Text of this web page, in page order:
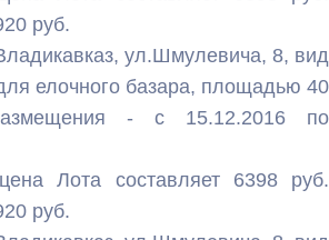
руб.
ул.Шмулевича, 8, вид
елочного базара, площадью 40
- с 15.12.2016 по
Лота составляет 6398 руб.
руб.